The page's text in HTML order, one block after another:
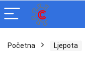
Početna Ljepota